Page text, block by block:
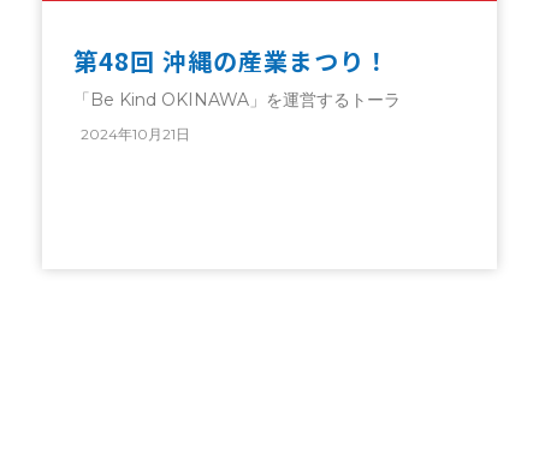
第48回 沖縄の産業まつり！
「Be Kind OKINAWA」を運営するトーラ
2024年10月21日